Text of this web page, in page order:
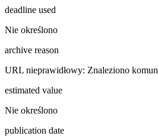
deadline used
Nie określono
archive reason
URL nieprawidłowy: Znaleziono
estimated value
Nie określono
publication date